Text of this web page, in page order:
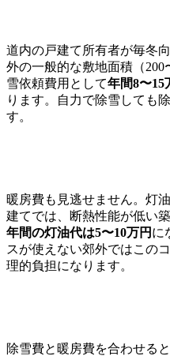
道内の戸建て所有者が毎冬
外の一般的な敷地面積（
雪依頼費用として年間8〜15
ります。自力で除雪しても
す。
暖房費も見逃せません。灯
建てでは、断熱性能が低い
年間の灯油代は5〜10万円 に
スが使えない郊外ではこの
理的負担になります。
除雪費と暖房費を合わせると